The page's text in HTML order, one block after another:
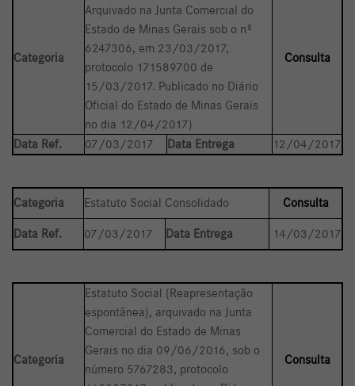
Categoria
Arquivado na Junta Comercial do
Estado de Minas Gerais sob o nº
6247306, em 23/03/2017,
protocolo 171589700 de
15/03/2017. Publicado no Diário
Oficial do Estado de Minas Gerais
no dia 12/04/2017)
Consulta
Data Ref. 07/03/2017 Data Entrega 12/04/2017
Categoria Estatuto Social Consolidado Consulta
Data Ref. 07/03/2017 Data Entrega 14/03/2017
Categoria
Estatuto Social (Reapresentação
espontânea), arquivado na Junta
Comercial do Estado de Minas
Gerais no dia 09/06/2016, sob o
número 5767283, protocolo
Consulta